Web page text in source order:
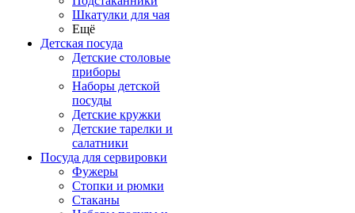
Шкатулки для чая
Ещё
Детская посуда
Детские столовые
приборы
Наборы детской
посуды
Детские кружки
Детские тарелки и
салатники
Посуда для сервировки
Фужеры
Стопки и рюмки
Стаканы